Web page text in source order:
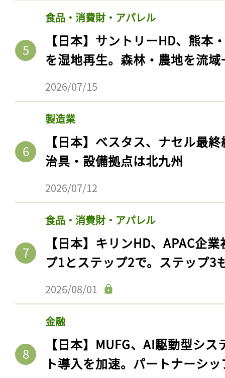
食品・消費財・アパレル
【日本】サントリーHD、熊本
を湿地再生。森林・農地を流
2026/07/15
製造業
【日本】ベスタス、ナセル最
治具・設備拠点は北九州
2026/07/12
食品・消費財・アパレル
【日本】キリンHD、APAC企
プ1とステップ2で。ステップ3
2026/08/01
金融
【日本】MUFG、AI駆動型シ
ト導入を加速。パートナーシ